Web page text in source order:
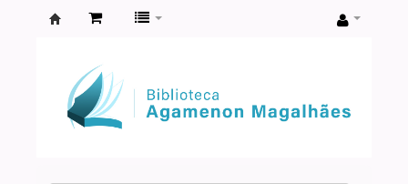
Agamenon
Magalhães